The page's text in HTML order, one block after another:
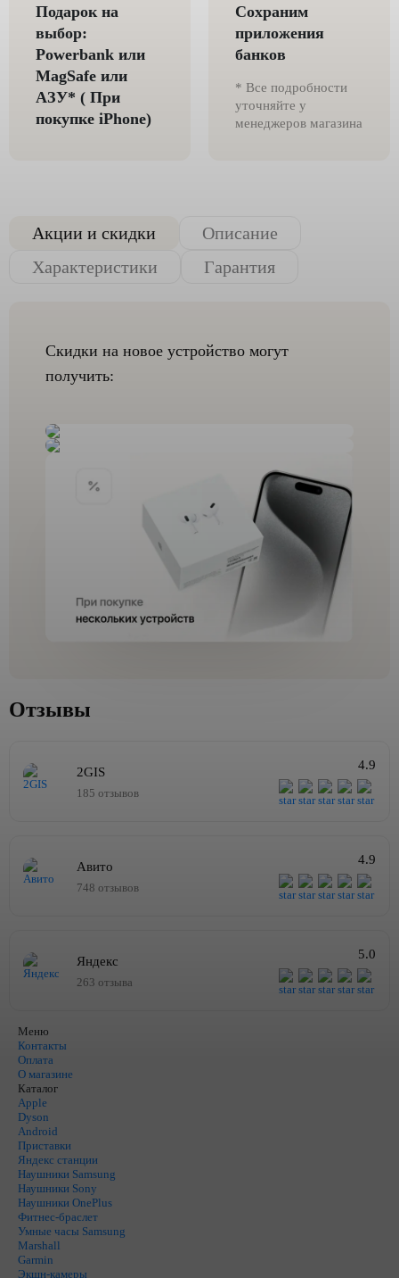
Подарок на
выбор:
Powerbank или
MagSafe или
AЗУ* ( При
покупке iPhone)
Сохраним
приложения
банков
* Все подробности
уточняйте у
менеджеров магазина
Акции и скидки
Описание
Характеристики
Гарантия
Скидки на новое устройство могут
получить:
Отзывы
2GIS
185 отзывов
4.9
Авито
748 отзывов
4.9
Яндекс
263 отзыва
5.0
Меню
Контакты
Оплата
О магазине
Каталог
Apple
Dyson
Android
Приставки
Яндекс станции
Наушники Samsung
Наушники Sony
Наушники OnePlus
Фитнес-браслет
Умные часы Samsung
Marshall
Garmin
Экшн-камеры